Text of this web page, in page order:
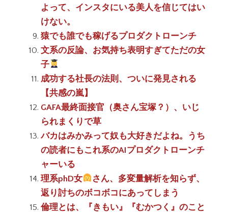
よって、インスタにいる美人を信じてはい
けない。
猿でも誰でも稼げるプロダクトローンチ
文系の反論、お気持ち表明すぎてただの女
子
成功する社長の法則、ついに発見される
【共感の嵐】
GAFA最終面接官（奥さん宝塚？）、いじ
られまくりで草
バカはみかみって奴も大好きだよね。うち
の読者にもこれ系のAIプロダクトローンチ
ャーいる
理系phD女
さん、多変量解析を知らず、
返り討ちのボコボコにあってしまう
倫理とは、『きもい』『むかつく』のこと